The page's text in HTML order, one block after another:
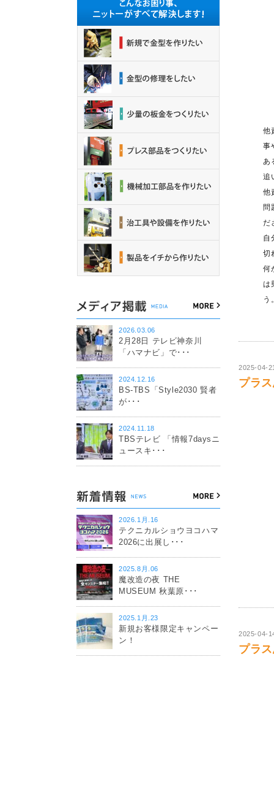
他
事
あ
追
他
問
だ
自
切
何
は
う
2025-04-
プラ
2025-04-
プラ
2026.03.06
2月28日 テレビ神奈川
「ハマナビ」で･･･
2024.12.16
BS-TBS「Style2030 賢者
が･･･
2024.11.18
TBSテレビ 「情報7daysニ
ュースキ･･･
2026.1月.16
テクニカルショウヨコハマ
2026に出展し･･･
2025.8月.06
魔改造の夜 THE
MUSEUM 秋葉原･･･
2025.1月.23
新規お客様限定キャンペー
ン！